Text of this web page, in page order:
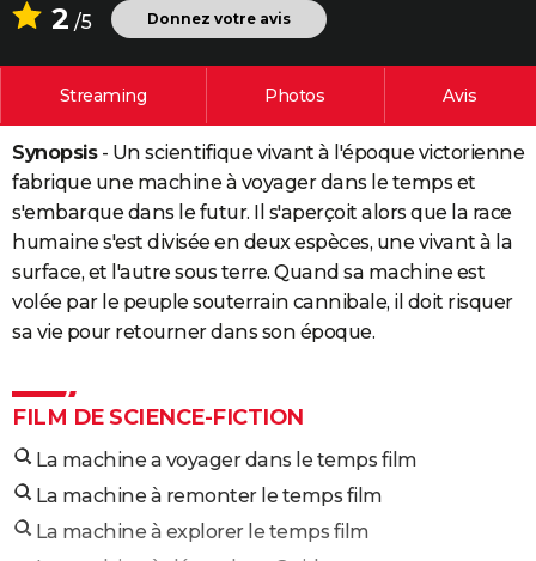
Destinations
City break
Voyage nature
Voyage de noces
Forum
Climat
+
PHOTO
BONS PLANS
CARTE DE VOEUX
Carte de Noël
Carte Bonne année
Carte Saint-Valentin
Carte Pâques
Carte d'anniversaire
DICTIONNAIRE
Dictionnaire
Biographies
Citations
Expressions
Proverbes
PROGRAMME TV
COPAINS D'AVANT
FORUM
Bricolage
Lifestyle
Culture
Sport
Auto
Television
Voyage
Cinema
2 /5 Donnez votre avis
Streaming Photos Avis
Synopsis- Un scientifique vivant à l'époque victorienne
fabrique une machine à voyager dans le temps et
s'embarque dans le futur. Il s'aperçoit alors que la race
humaine s'est divisée en deux espèces, une vivant à la
surface, et l'autre sous terre. Quand sa machine est
volée par le peuple souterrain cannibale, il doit risquer
sa vie pour retourner dans son époque.
FILM DE SCIENCE-FICTION
La machine a voyager dans le temps film
La machine à remonter le temps film
La machine à explorer le temps film